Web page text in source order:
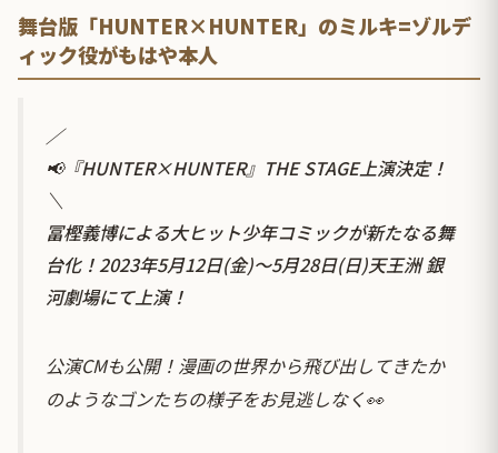
舞台版「HUNTER×HUNTER」のミルキ=ゾルデ
ィック役がもはや本人
／
📢『HUNTER×HUNTER』THE STAGE上演決定！
＼
冨樫義博による大ヒット少年コミックが新たなる舞
台化！2023年5月12日(金)～5月28日(日)天王洲 銀
河劇場にて上演！
公演CMも公開！漫画の世界から飛び出してきたか
のようなゴンたちの様子をお見逃しなく👀